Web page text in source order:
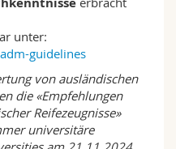
Wissen ihrer
inhaltlich
während der
erworben.
und
z. B. in
unter:
guidelines
von ausländischen
die «Empfehlungen
Reifezeugnisse»
universitäre